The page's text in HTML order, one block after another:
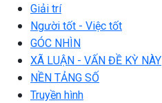
Giải trí
Người tốt - Việc tốt
GÓC NHÌN
XÃ LUẬN - VẤN ĐỀ KỲ NÀY
NỀN TẢNG SỐ
Truyền hình